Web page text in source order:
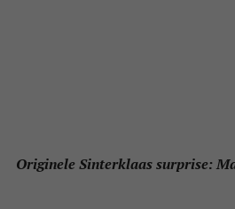
Originele Sinterklaas surprise: